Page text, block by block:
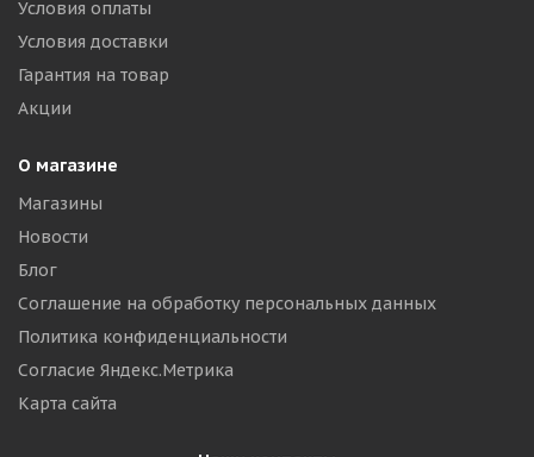
Условия оплаты
Условия доставки
Гарантия на товар
Акции
О магазине
Магазины
Новости
Блог
Соглашение на обработку персональных данных
Политика конфиденциальности
Согласие Яндекс.Метрика
Карта сайта